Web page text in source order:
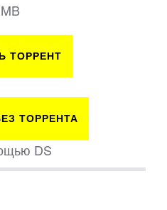
ТОРРЕНТ
ТОРРЕНТА
DS